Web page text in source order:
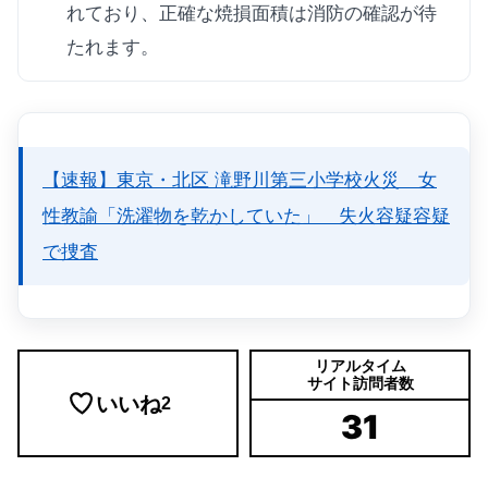
れており、正確な焼損面積は消防の確認が待
たれます。
【速報】東京・北区 滝野川第三小学校火災 女
性教諭「洗濯物を乾かしていた」 失火容疑容疑
で捜査
いいね2
リアルタイム
サイト訪問者数
31